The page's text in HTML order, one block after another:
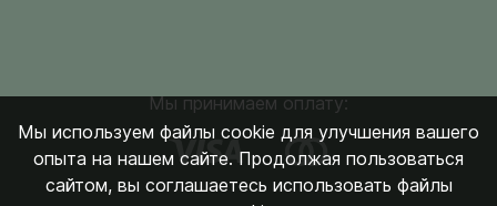
Мы принимаем оплату:
Мы используем файлы cookie для улучшения вашего
опыта на нашем сайте. Продолжая пользоваться
сайтом, вы соглашаетесь использовать файлы